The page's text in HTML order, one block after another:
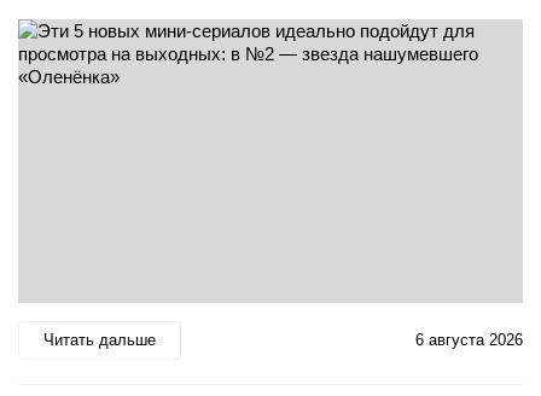
Читать дальше 6 августа 2026